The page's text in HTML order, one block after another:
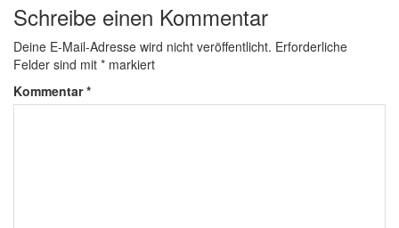
Schreibe einen Kommentar
Deine E-Mail-Adresse wird nicht veröffentlicht. Erforderliche
Felder sind mit * markiert
Kommentar*